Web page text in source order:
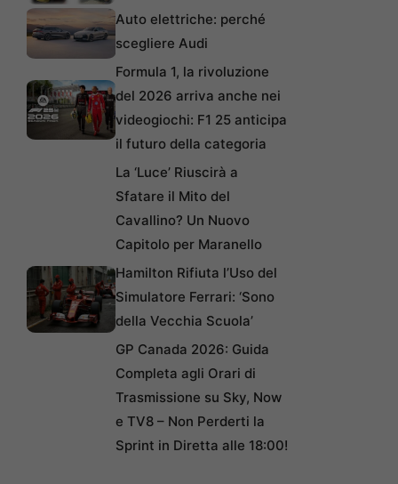
Auto elettriche: perché
scegliere Audi
Formula 1, la rivoluzione
del 2026 arriva anche nei
videogiochi: F1 25 anticipa
il futuro della categoria
La ‘Luce’ Riuscirà a
Sfatare il Mito del
Cavallino? Un Nuovo
Capitolo per Maranello
Hamilton Rifiuta l’Uso del
Simulatore Ferrari: ‘Sono
della Vecchia Scuola’
GP Canada 2026: Guida
Completa agli Orari di
Trasmissione su Sky, Now
e TV8 – Non Perderti la
Sprint in Diretta alle 18:00!